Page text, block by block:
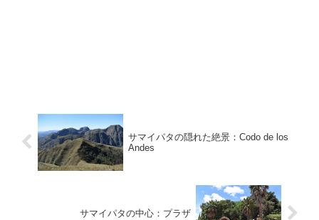
サマイパタの隠れた絶景：Codo de los
Andes
サマイパタの中心：プラザ